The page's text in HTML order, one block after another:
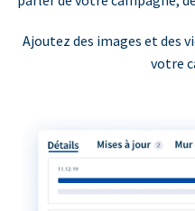
Ajoutez des images et des
votre